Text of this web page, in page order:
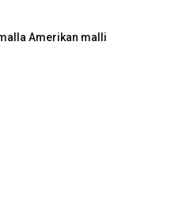
Amerikan malli